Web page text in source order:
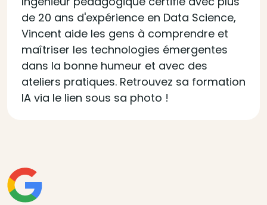
de 20 ans d'expérience en Data Science,
Vincent aide les gens à comprendre et
maîtriser les technologies émergentes
dans la bonne humeur et avec des
ateliers pratiques. Retrouvez sa formation
IA via le lien sous sa photo !